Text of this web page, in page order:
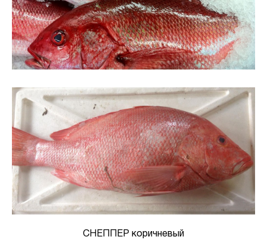
СНЕППЕР коричневый